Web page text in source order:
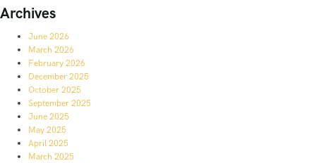
Archives
June 2026
March 2026
February 2026
December 2025
October 2025
September 2025
June 2025
May 2025
April 2025
March 2025